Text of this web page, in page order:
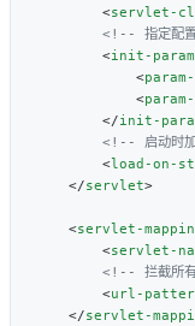
        <
servlet-
        <
init-param
            <
param-
            <
        </
init-
        <
load-on-
    </
servlet
    <
servlet-
        <
servlet-
        <
url-
    </
servlet-